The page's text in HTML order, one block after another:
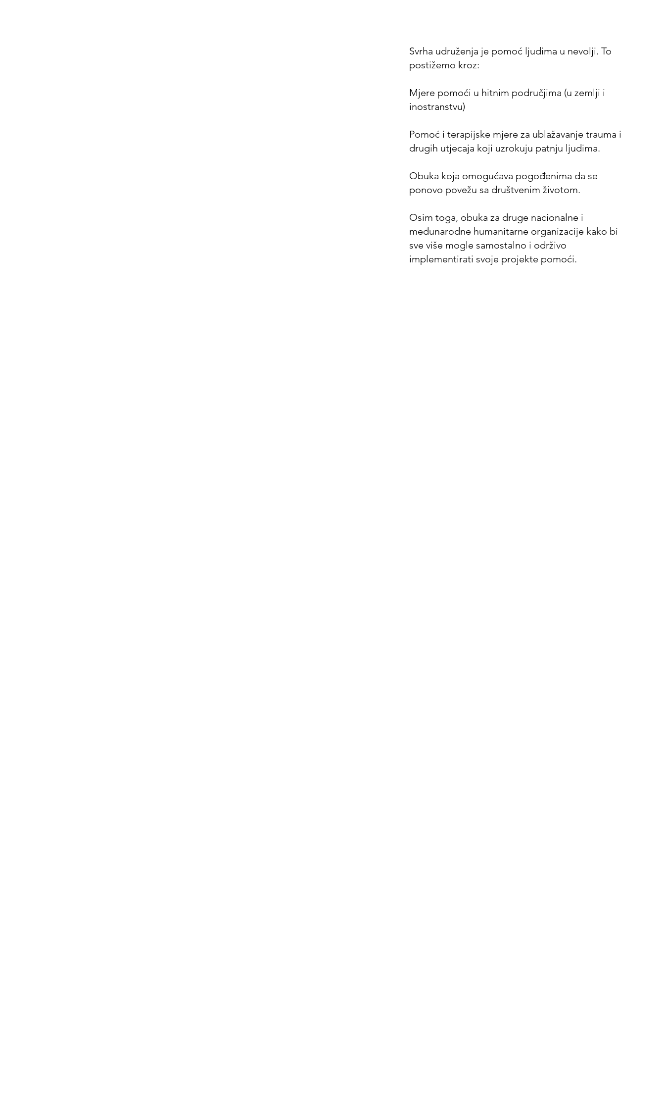
Svrha udruženja je pomoć ljudima u nevolji. To
postižemo kroz:
Mjere pomoći u hitnim područjima (u zemlji i
inostranstvu)
Pomoć i terapijske mjere za ublažavanje trauma i
drugih utjecaja koji uzrokuju patnju ljudima.
Obuka koja omogućava pogođenima da se
ponovo povežu sa društvenim životom.
Osim toga, obuka za druge nacionalne i
međunarodne humanitarne organizacije kako bi
sve više mogle samostalno i održivo
implementirati svoje projekte pomoći.